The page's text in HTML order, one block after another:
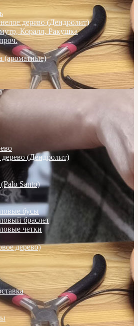
дерево (Дендролит)
Коралл, Ракушка
(ароматные)
(Дендролит)
Santo)
бусы
браслет
четки
дерево)